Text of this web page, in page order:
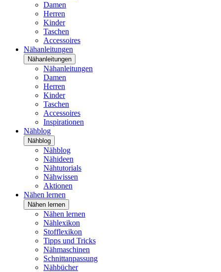
Damen
Herren
Kinder
Taschen
Accessoires
Nähanleitungen
Nähanleitungen
Nähanleitungen
Damen
Herren
Kinder
Taschen
Accessoires
Inspirationen
Nähblog
Nähblog
Nähblog
Nähideen
Nähtutorials
Nähwissen
Aktionen
Nähen lernen
Nähen lernen
Nähen lernen
Nählexikon
Stofflexikon
Tipps und Tricks
Nähmaschinen
Schnittanpassung
Nähbücher